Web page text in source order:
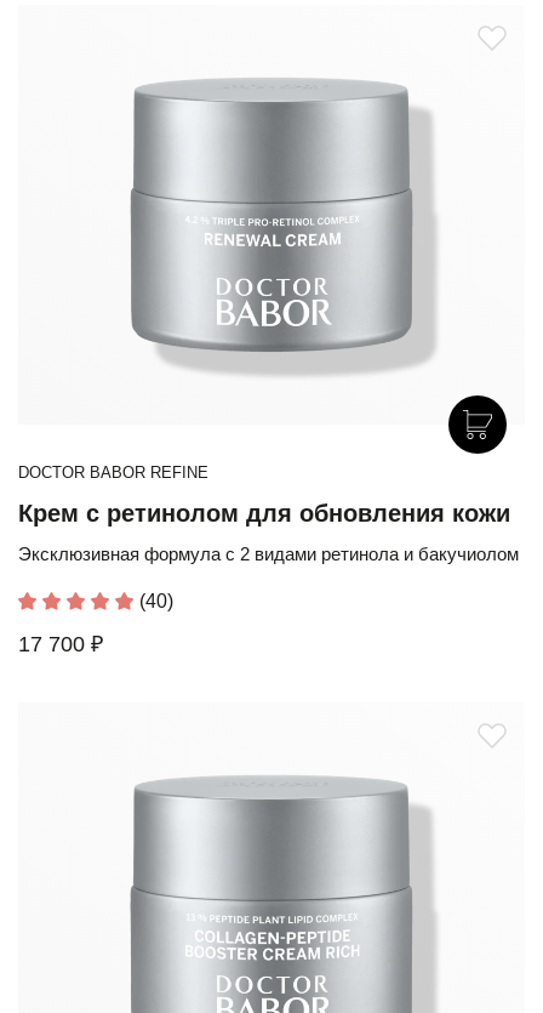
DOCTOR BABOR REFINE
Крем с ретинолом для обновления кожи
Эксклюзивная формула с 2 видами ретинола и бакучиолом
(40)
17 700 ₽